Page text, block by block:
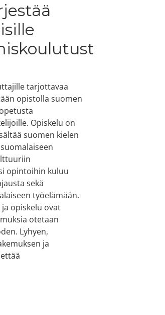
tarjottavaa
opistolla suomen
Opiskelu on
suomen kielen
opintoihin kuluu
sekä
työelämään.
opiskelu ovat
otetaan
Lyhyen,
ja